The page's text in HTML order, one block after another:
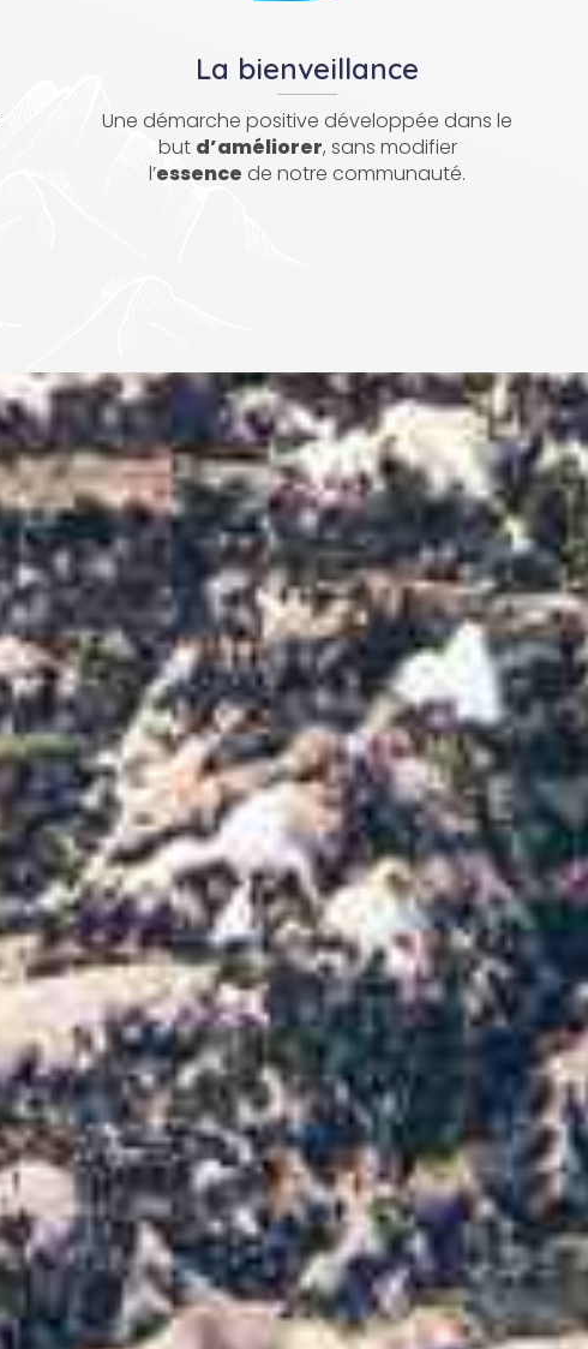
La bienveillance
Une démarche positive développée dans le
but d’améliorer, sans modifier
l’essence de notre communauté.